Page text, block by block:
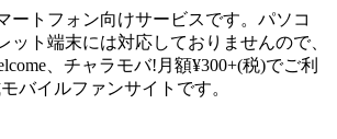
ートフォン向けサービスです。パソコ
ット端末には対応しておりませんので、
、チャラモバ!月額¥300+(税)でご利
バイルファンサイトです。